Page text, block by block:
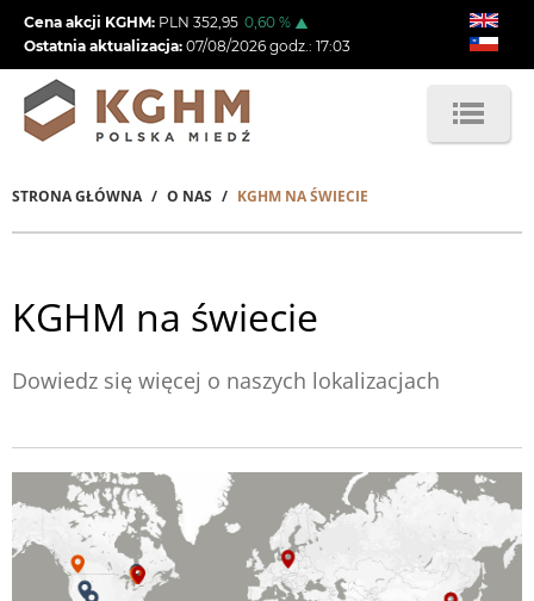
Przejdź
treści
Cena akcji KGHM: PLN 352,95 0,60 %
Ostatnia aktualizacja: 07/08/2026 godz.: 17:03
Ścieżka
STRONA GŁÓWNA O NAS KGHM NA ŚWIECIE
KGHM na świecie
Dowiedz się więcej o naszych lokalizacjach